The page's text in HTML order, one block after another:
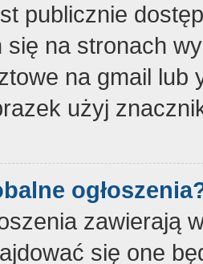
publicznie
się na stronach
na gmail lub
użyj
zawierają
się one